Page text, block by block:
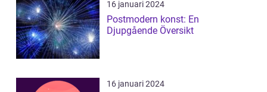
16 januari 2024
Postmodern konst: En
Djupgående Översikt
16 januari 2024